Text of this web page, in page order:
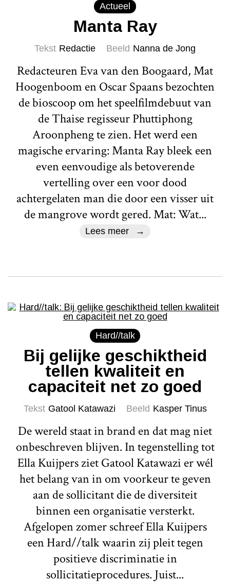
Actueel
Manta Ray
Tekst Redactie Beeld Nanna de Jong
Redacteuren Eva van den Boogaard, Mat
Hoogenboom en Oscar Spaans bezochten
de bioscoop om het speelfilmdebuut van
de Thaise regisseur Phuttiphong
Aroonpheng te zien. Het werd een
magische ervaring: Manta Ray bleek een
even eenvoudige als betoverende
vertelling over een voor dood
achtergelaten man die door een visser uit
de mangrove wordt gered. Mat: Wat...
Lees meer
Hard//talk
Bij gelijke geschiktheid
tellen kwaliteit en
capaciteit net zo goed
Tekst Gatool Katawazi Beeld Kasper Tinus
De wereld staat in brand en dat mag niet
onbeschreven blijven. In tegenstelling tot
Ella Kuijpers ziet Gatool Katawazi er wél
het belang van in om voorkeur te geven
aan de sollicitant die de diversiteit
binnen een organisatie versterkt.
Afgelopen zomer schreef Ella Kuijpers
een Hard//talk waarin zij pleit tegen
positieve discriminatie in
sollicitatieprocedures. Juist...